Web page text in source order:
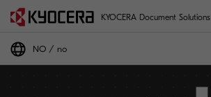
KYOCERA Document Solutions
NO no